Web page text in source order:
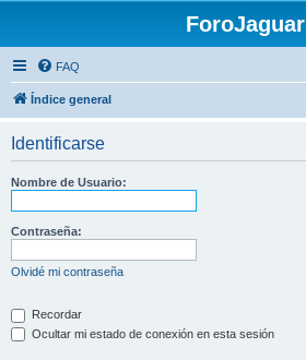
ForoJaguar
FAQ
Índice general
Identificarse
Nombre de Usuario:
Contraseña:
Olvidé mi contraseña
Recordar
Ocultar mi estado de conexión en esta sesión